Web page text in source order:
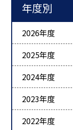
年度別
2026年度
2025年度
2024年度
2023年度
2022年度